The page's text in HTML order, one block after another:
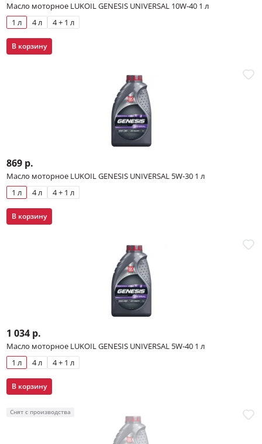
Полусинтетические
Полусинтетические 5W-40
Минеральные
Промывочные
Минеральные 10W-40
Моторные масла дизель 10W-40
Масло моторное LUKOIL GENESIS UNIVERSAL 10W-40 1 л
1 л
4 л 4 + 1 л
В корзину
869 р.
Масло моторное LUKOIL GENESIS UNIVERSAL 5W-30 1 л
1 л
4 л 4 + 1 л
В корзину
1 034 р.
Масло моторное LUKOIL GENESIS UNIVERSAL 5W-40 1 л
1 л
4 л 4 + 1 л
В корзину
Снят с производства